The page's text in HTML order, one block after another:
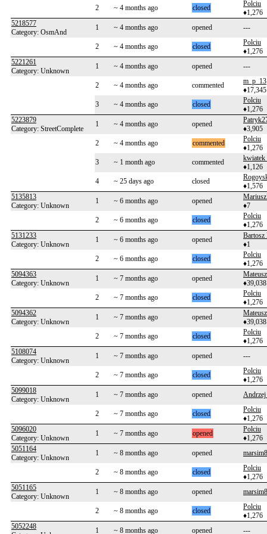
2 ~ 4 months ago closed
Polciu
♦1,276
5218577
Category: OsmAnd
1 ~ 4 months ago opened ---
2 ~ 4 months ago closed
Polciu
♦1,276
5221261
Category: Unknown
1 ~ 4 months ago opened ---
2 ~ 4 months ago commented
m_p_13
♦17,345
3
~ 4 months ago closed
Polciu
♦1,276
5223879
Category: StreetComplete
1 ~ 4 months ago opened
♦3,905
2
~ 4 months ago commented
Polciu
♦1,276
3
~ 1 month ago commented
♦1,126
4
~ 25 days ago closed
♦1,576
5135813
Category: Unknown
1 ~ 6 months ago opened
♦7
2
~ 6 months ago closed
Polciu
♦1,276
5131233
Category: Unknown
1 ~ 6 months ago opened
♦1
2
~ 6 months ago closed
Polciu
♦1,276
5094363
Category: Unknown
1 ~ 7 months ago opened
♦39,038
2
~ 7 months ago closed
Polciu
♦1,276
5094362
Category: Unknown
1 ~ 7 months ago opened
♦39,038
2
~ 7 months ago closed
Polciu
♦1,276
5108074
Category: Unknown
1 ~ 7 months ago opened ---
2 ~ 7 months ago closed
Polciu
♦1,276
5099018
Category: Unknown
1 ~ 7 months ago opened Andrzej
2 ~ 7 months ago closed
Polciu
♦1,276
5096020
Category: Unknown
1 ~ 7 months ago opened
Polciu
♦1,276
5051164
Category: Unknown
1 ~ 8 months ago opened
2 ~ 8 months ago closed
Polciu
♦1,276
5051165
Category: Unknown
1 ~ 8 months ago opened
2 ~ 8 months ago closed
Polciu
♦1,276
5052248
1 ~ 8 months ago opened ---